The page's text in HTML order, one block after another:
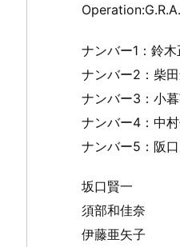
ナンバー1：鈴木
ナンバー2：柴
ナンバー3：小
ナンバー4：中
ナンバー5：阪
坂口賢一
須部和佳奈
伊藤亜矢子